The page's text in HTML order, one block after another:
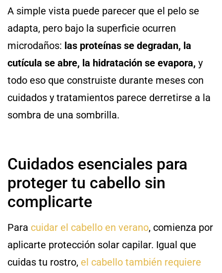
A simple vista puede parecer que el pelo se
adapta, pero bajo la superficie ocurren
microdaños: las proteínas se degradan, la
cutícula se abre, la hidratación se evapora, y
todo eso que construiste durante meses con
cuidados y tratamientos parece derretirse a la
sombra de una sombrilla.
Cuidados esenciales para
proteger tu cabello sin
complicarte
Para cuidar el cabello en verano, comienza por
aplicarte protección solar capilar. Igual que
cuidas tu rostro, el cabello también requiere